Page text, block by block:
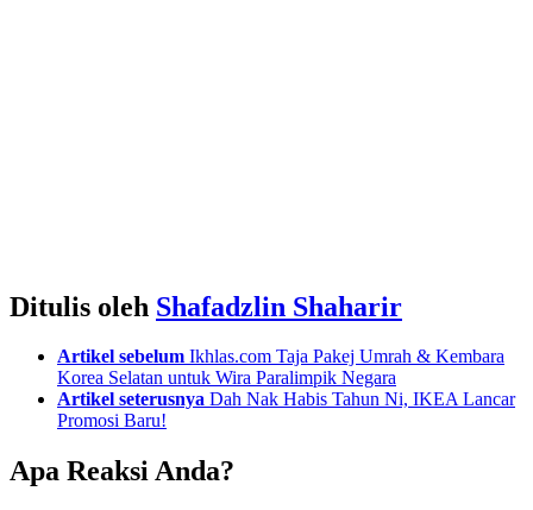
Ditulis oleh Shafadzlin Shaharir
Artikel sebelum Ikhlas.com Taja Pakej Umrah & Kembara
Korea Selatan untuk Wira Paralimpik Negara
Artikel seterusnya Dah Nak Habis Tahun Ni, IKEA Lancar
Promosi Baru!
Apa Reaksi Anda?